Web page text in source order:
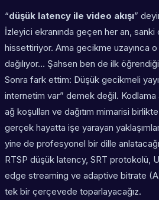
“düşük latency ile video akışı”
İzleyici ekranında geçen her an, sanki
hissettiriyor. Ama gecikme uzayınca o
dağılıyor… Şahsen ben de ilk
Sonra fark ettim: Düşük gecikmeli
internetim var” demek değil. Kodlama
ağ koşulları ve dağıtım mimarisi birlikte
gerçek hayatta işe yarayan
yine de profesyonel bir dille
RTSP düşük latency, SRT protokolü,
edge streaming ve adaptive bitrate
tek bir çerçevede toparlayacağız.